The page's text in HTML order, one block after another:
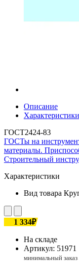
Описание
Характеристики
ГОСТ2424-83
ГОСТы на
материалы.
Строительный
Характеристики
Вид товара
1 334₽
На складе
Артикул: 51971